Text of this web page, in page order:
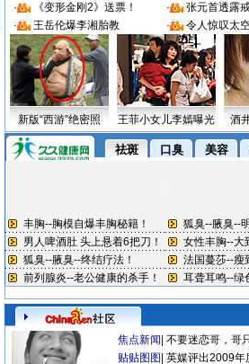
·
《变形金刚2》送票！ ·
张元首透露
·
王岳伦爆李湘胎教 · 令人惊叹太
新版“西游”绝密照 王菲小女儿李嫣曝光 酒
焦点新闻 不要迷恋哥，哥
贴贴图图 英媒评出2009年